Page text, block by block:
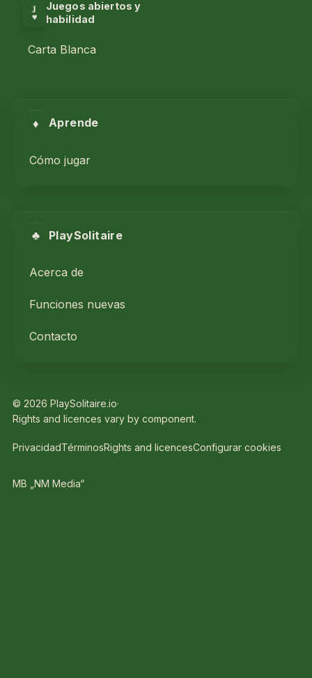
J
♥
Juegos abiertos y
habilidad
Carta Blanca
♦ Aprende
Cómo jugar
♣ PlaySolitaire
Acerca de
Funciones nuevas
Contacto
© 2026 PlaySolitaire.io·
Rights and licences vary by component.
PrivacidadTérminosRights and licencesConfigurar cookies
MB „NM Media“